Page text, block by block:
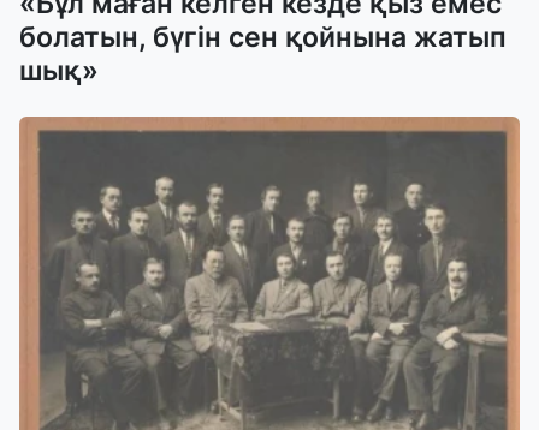
болатын, бүгін сен қойнына жатып
шық»